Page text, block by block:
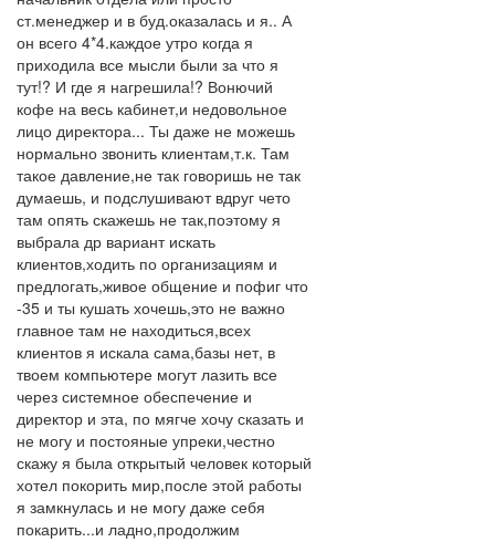
ст.менеджер и в буд.оказалась и я.. А
он всего 4*4.каждое утро когда я
приходила все мысли были за что я
тут!? И где я нагрешила!? Вонючий
кофе на весь кабинет,и недовольное
лицо директора... Ты даже не можешь
нормально звонить клиентам,т.к. Там
такое давление,не так говоришь не так
думаешь, и подслушивают вдруг чето
там опять скажешь не так,поэтому я
выбрала др вариант искать
клиентов,ходить по организациям и
предлогать,живое общение и пофиг что
-35 и ты кушать хочешь,это не важно
главное там не находиться,всех
клиентов я искала сама,базы нет, в
твоем компьютере могут лазить все
через системное обеспечение и
директор и эта, по мягче хочу сказать и
не могу и постояные упреки,честно
скажу я была открытый человек который
хотел покорить мир,после этой работы
я замкнулась и не могу даже себя
покарить...и ладно,продолжим